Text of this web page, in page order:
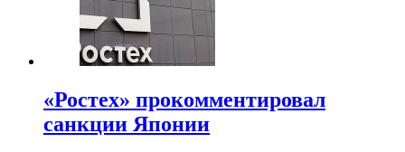
«Ростех» прокомментировал
санкции Японии